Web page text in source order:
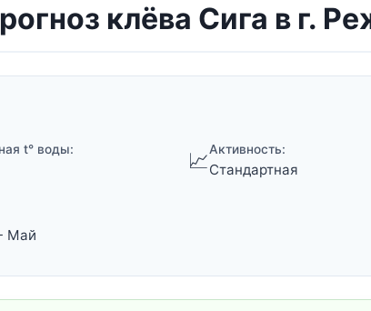
клёва Сига в г.
t° воды: 📈Активность:
Стандартная
Май